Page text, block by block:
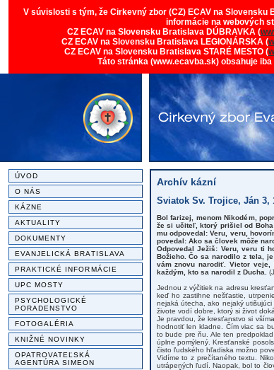
V súvislosti s tým, že Cirkevný zbor (CZ) ECAV na
informácie na webových
CZ ECAV na Slovensku Bratislava DÚBRAVKA (
CZ ECAV na Slovensku Bratislava LEGIONÁRSKA (
CZ ECAV na Slovensku Bratislava STARÉ MESTO (
Táto stránka (www.ecavba.sk) obsahuje
ÚVOD
O NÁS
KÁZNE
AKTUALITY
DOKUMENTY
EVANJELICKÁ BRATISLAVA
PRAKTICKÉ INFORMÁCIE
UPC MOSTY
PSYCHOLOGICKÉ
PORADENSTVO
FOTOGALÉRIA
KNIŽNÉ NOVINKY
OPATROVATEĽSKÁ
AGENTÚRA SIMEON
Archív kázní
Sviatok Sv. Trojice, Ján 3,
Bol farizej, menom Nikodém,
že si učiteľ, ktorý prišiel od
mu odpovedal: Veru, veru,
povedal: Ako sa človek môže
Odpovedal Ježiš: Veru, veru ti
Božieho. Čo sa narodilo z tela,
vám znovu narodiť. Vietor
každým, kto sa narodil z Ducha.
Jednou z výčitiek na adresu
keď ho zastihne nešťastie,
nejaká útecha, ako nejaký
živote vodí dobre, ktorý si život
Je pravdou, že kresťanstvo si
hodnotiť len kladne. Čím viac sa
to bude pre ňu. Ale ten
úplne pomýlený. Kresťanské
čisto ľudského hľadiska možno
Vidíme to z prečítaného textu.
utrápených ľudí. Naopak, bol to